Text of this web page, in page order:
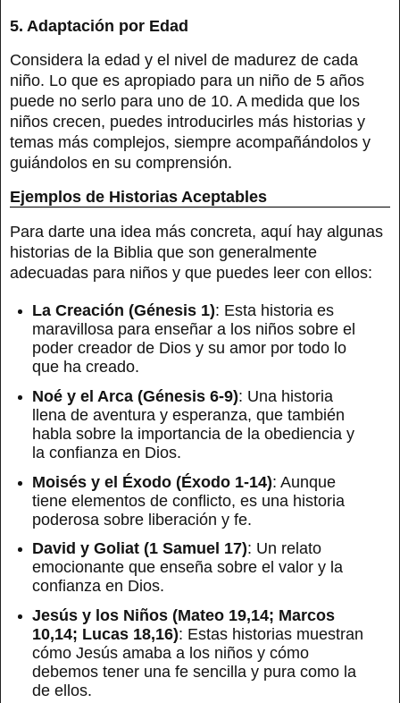
5. Adaptación por Edad
Considera la edad y el nivel de madurez de cada
niño. Lo que es apropiado para un niño de 5 años
puede no serlo para uno de 10. A medida que los
niños crecen, puedes introducirles más historias y
temas más complejos, siempre acompañándolos y
guiándolos en su comprensión.
Ejemplos de Historias Aceptables
Para darte una idea más concreta, aquí hay algunas
historias de la Biblia que son generalmente
adecuadas para niños y que puedes leer con ellos:
La Creación (Génesis 1): Esta historia es
maravillosa para enseñar a los niños sobre el
poder creador de Dios y su amor por todo lo
que ha creado.
Noé y el Arca (Génesis 6-9): Una historia
llena de aventura y esperanza, que también
habla sobre la importancia de la obediencia y
la confianza en Dios.
Moisés y el Éxodo (Éxodo 1-14): Aunque
tiene elementos de conflicto, es una historia
poderosa sobre liberación y fe.
David y Goliat (1 Samuel 17): Un relato
emocionante que enseña sobre el valor y la
confianza en Dios.
Jesús y los Niños (Mateo 19,14; Marcos
10,14; Lucas 18,16): Estas historias muestran
cómo Jesús amaba a los niños y cómo
debemos tener una fe sencilla y pura como la
de ellos.